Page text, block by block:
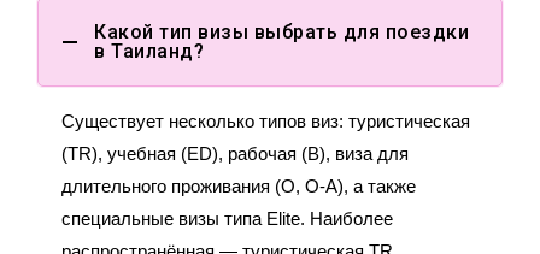
Какой тип визы выбрать для поездки
в Таиланд?
Существует несколько типов виз: туристическая
(TR), учебная (ED), рабочая (B), виза для
длительного проживания (O, O-A), а также
специальные визы типа Elite. Наиболее